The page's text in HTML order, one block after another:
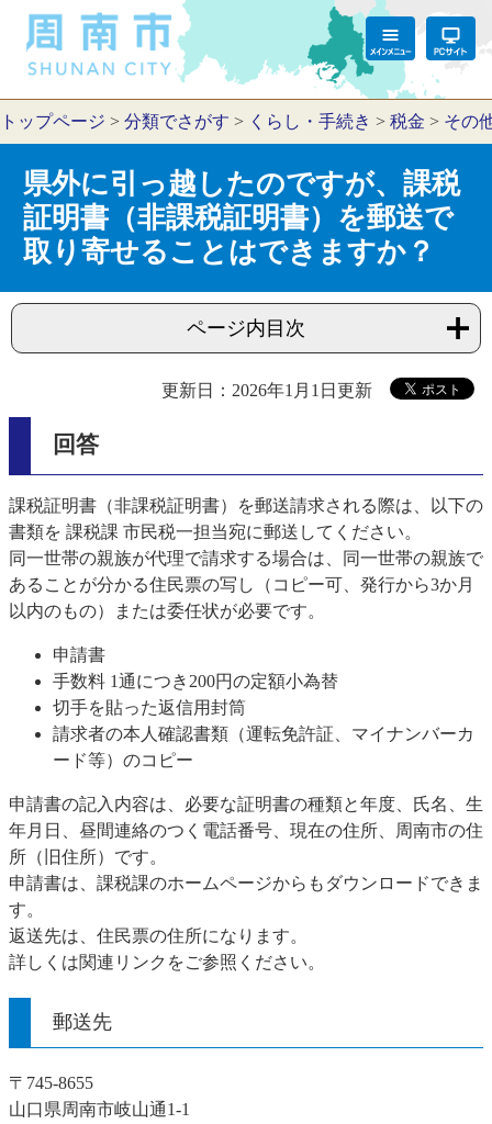
トップページ > 分類でさがす > くらし・手続き > 税金 > その
県外に引っ越したのですが、課税
証明書（非課税証明書）を郵送で
取り寄せることはできますか？
ページ内目次
更新日：2026年1月1日更新
回答
課税証明書（非課税証明書）を郵送請求される際は、以下の
書類を 課税課 市民税一担当宛に郵送してください。
同一世帯の親族が代理で請求する場合は、同一世帯の親族で
あることが分かる住民票の写し（コピー可、発行から3か月
以内のもの）または委任状が必要です。
申請書
手数料 1通につき200円の定額小為替
切手を貼った返信用封筒
請求者の本人確認書類（運転免許証、マイナンバーカ
ード等）のコピー
申請書の記入内容は、必要な証明書の種類と年度、氏名、生
年月日、昼間連絡のつく電話番号、現在の住所、周南市の住
所（旧住所）です。
申請書は、課税課のホームページからもダウンロードできま
す。
返送先は、住民票の住所になります。
詳しくは関連リンクをご参照ください。
郵送先
〒745‐8655
山口県周南市岐山通1-1